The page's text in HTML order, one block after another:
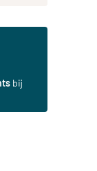
bij